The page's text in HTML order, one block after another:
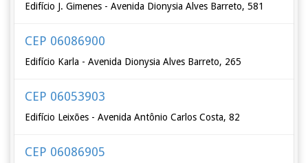
Edifício J. Gimenes - Avenida Dionysia Alves Barreto, 581
CEP 06086900
Edifício Karla - Avenida Dionysia Alves Barreto, 265
CEP 06053903
Edifício Leixões - Avenida Antônio Carlos Costa, 82
CEP 06086905